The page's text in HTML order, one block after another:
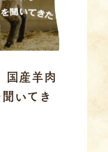
国産羊肉
いてき